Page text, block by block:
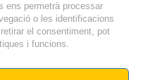
ens permetrà processar
o les identificacions
el consentiment, pot
i funcions.